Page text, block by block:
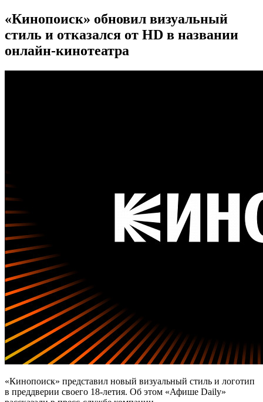
«Кинопоиск» обновил визуальный
стиль и отказался от HD в названии
онлайн-кинотеатра
«Кинопоиск» представил новый визуальный стиль и логотип
в преддверии своего 18-летия. Об этом «Афише Daily»